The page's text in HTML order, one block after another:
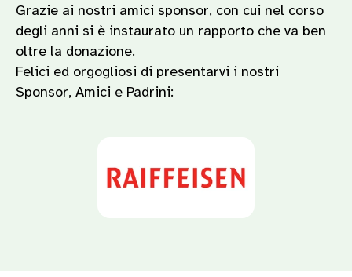
Grazie ai nostri amici sponsor, con cui nel corso
degli anni si è instaurato un rapporto che va ben
oltre la donazione.
Felici ed orgogliosi di presentarvi i nostri
Sponsor, Amici e Padrini: